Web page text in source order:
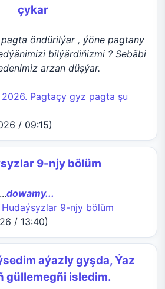
çykar
öndürilýar , ýöne pagtany
bilýärdiňizmi ? Sebäbi
arzan düşýar.
2026. Pagtaçy gyz pagta şu
/ 09:15)
9-njy bölüm
...dowamy...
Hudaýsyzlar 9-njy bölüm
/ 13:40)
aýazly gyşda, Ýaz
güllemegñi isledim.